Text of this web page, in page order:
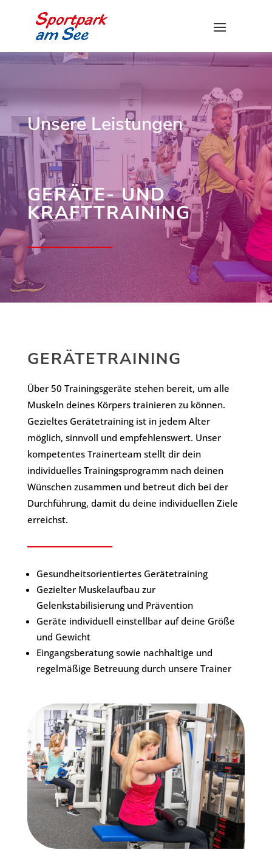
Unsere Leistungen
GERÄTE- UND
KRAFTTRAINING
GERÄTETRAINING
Über 50 Trainingsgeräte stehen bereit, um alle
Muskeln deines Körpers trainieren zu können.
Gezieltes Gerätetraining ist in jedem Alter
möglich, sinnvoll und empfehlenswert. Unser
kompetentes Trainerteam stellt dir dein
individuelles Trainingsprogramm nach deinen
Wünschen zusammen und betreut dich bei der
Durchführung, damit du deine individuellen Ziele
erreichst.
Gesundheitsorientiertes Gerätetraining
Gezielter Muskelaufbau zur
Gelenkstabilisierung und Prävention
Geräte individuell einstellbar auf deine Größe
und Gewicht
Eingangsberatung sowie nachhaltige und
regelmäßige Betreuung durch unsere Trainer